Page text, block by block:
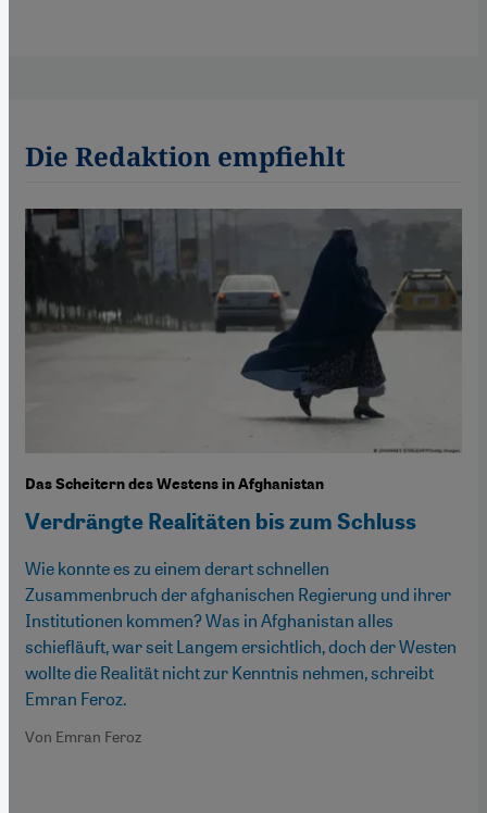
Die Redaktion empfiehlt
Das Scheitern des Westens in Afghanistan
Verdrängte Realitäten bis zum Schluss
Wie konnte es zu einem derart schnellen
Zusammenbruch der afghanischen Regierung und ihrer
Institutionen kommen? Was in Afghanistan alles
schiefläuft, war seit Langem ersichtlich, doch der Westen
wollte die Realität nicht zur Kenntnis nehmen, schreibt
Emran Feroz.
Von Emran Feroz